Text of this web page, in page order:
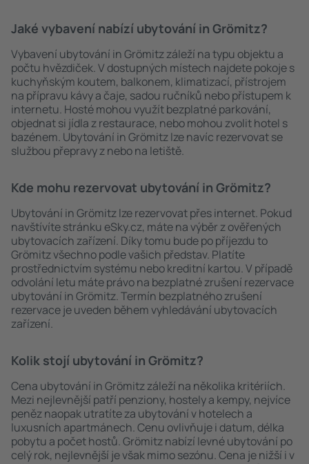
Jaké vybavení nabízí ubytování in Grömitz?
Vybavení ubytování in Grömitz záleží na typu objektu a
počtu hvězdiček. V dostupných místech najdete pokoje s
kuchyňským koutem, balkonem, klimatizací, přístrojem
na přípravu kávy a čaje, sadou ručníků nebo přístupem k
internetu. Hosté mohou využít bezplatné parkování,
objednat si jídla z restaurace, nebo mohou zvolit hotel s
bazénem. Ubytování in Grömitz lze navíc rezervovat se
službou přepravy z nebo na letiště.
Kde mohu rezervovat ubytování in Grömitz?
Ubytování in Grömitz lze rezervovat přes internet. Pokud
navštívíte stránku eSky.cz, máte na výběr z ověřených
ubytovacích zařízení. Díky tomu bude po příjezdu to
Grömitz všechno podle vašich představ. Platíte
prostřednictvím systému nebo kreditní kartou. V případě
odvolání letu máte právo na bezplatné zrušení rezervace
ubytování in Grömitz. Termín bezplatného zrušení
rezervace je uveden během vyhledávání ubytovacích
zařízení.
Kolik stojí ubytování in Grömitz?
Cena ubytování in Grömitz záleží na několika kritériích.
Mezi nejlevnější patří penziony, hostely a kempy, nejvíce
peněz naopak utratíte za ubytování v hotelech a
luxusních apartmánech. Cenu ovlivňuje i datum, délka
pobytu a počet hostů. Grömitz nabízí levné ubytování po
celý rok, nejlevnější je však mimo sezónu. Cena je nižší i v